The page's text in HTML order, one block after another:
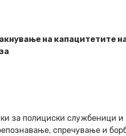
на капацитетите
за полициски службеници и
спречување и